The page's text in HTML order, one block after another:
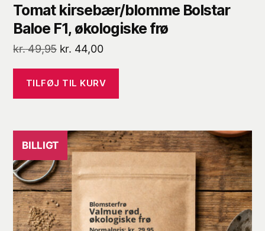
Tomat kirsebær/blomme Bolstar
Baloe F1, økologiske frø
kr.49,95 Den
pris
var:
kr. 44,00Den
pris
er:
TILFØJ TIL KURV
BILLIGT